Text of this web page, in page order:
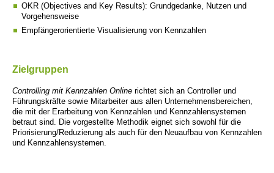
OKR (Objectives and Key Results): Grundgedanke, Nutzen und
Vorgehensweise
Empfängerorientierte Visualisierung von Kennzahlen
Zielgruppen
Controlling mit Kennzahlen Online richtet sich an Controller und
Führungskräfte sowie Mitarbeiter aus allen Unternehmensbereichen,
die mit der Erarbeitung von Kennzahlen und Kennzahlensystemen
betraut sind. Die vorgestellte Methodik eignet sich sowohl für die
Priorisierung/Reduzierung als auch für den Neuaufbau von Kennzahlen
und Kennzahlensystemen.